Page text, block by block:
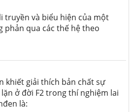
truyền và biểu hiện của một
phản qua các thế hệ theo
khiết giải thích bản chất sự
ở đời F2 trong thí nghiệm lai
là: